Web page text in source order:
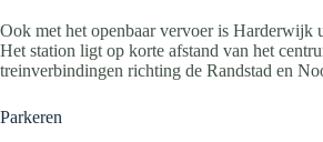
Ook met het openbaar vervoer is Harderwijk
Het station ligt op korte afstand van het
treinverbindingen richting de Randstad en
Parkeren